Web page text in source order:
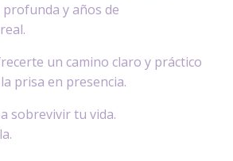
y años de
un camino claro y práctico
prisa en presencia.
sobrevivir tu vida.